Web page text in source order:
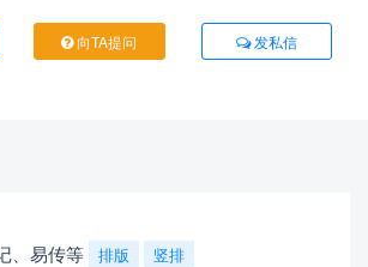
向TA提问 发私信
、易传等 排版 竖排